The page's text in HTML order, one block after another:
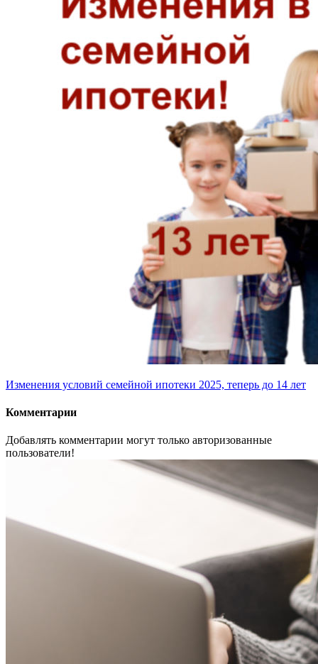
Изменения условий семейной ипотеки 2025, теперь до 14 лет
Комментарии
Добавлять комментарии могут только авторизованные
пользователи!